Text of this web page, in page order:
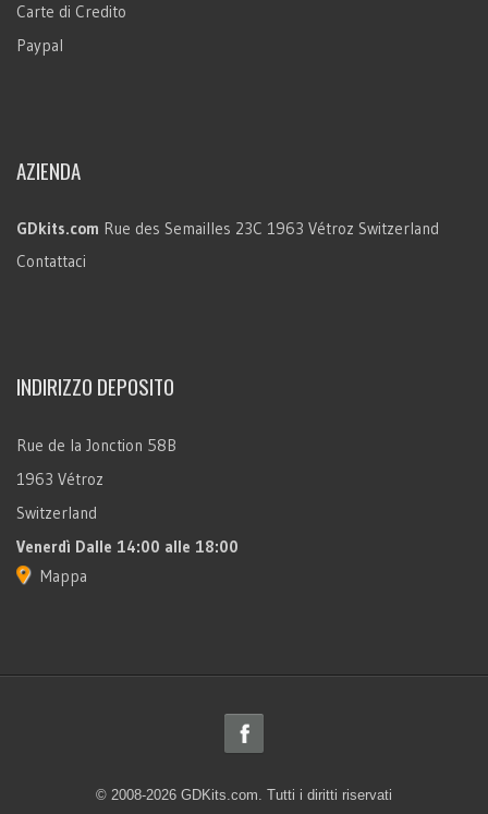
Carte di Credito
Paypal
AZIENDA
GDkits.com Rue des Semailles 23C 1963 Vétroz Switzerland
Contattaci
INDIRIZZO DEPOSITO
Rue de la Jonction 58B
1963 Vétroz
Switzerland
Venerdì Dalle 14:00 alle 18:00
Mappa
© 2008-2026 GDKits.com. Tutti i diritti riservati